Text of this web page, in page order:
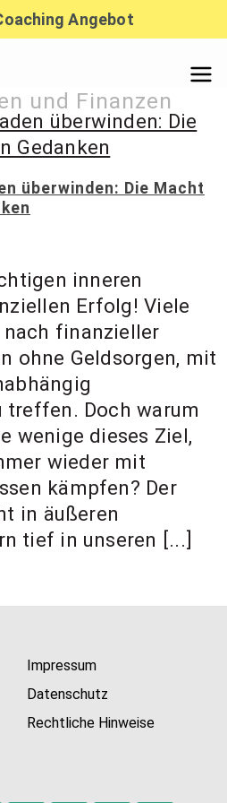
Angebot
–
und Finanzen
überwinden: Die Macht
inneren
Erfolg! Viele
finanzieller
ohne Geldsorgen, mit
treffen. Doch warum
wenige dieses Ziel,
wieder mit
kämpfen? Der
in äußeren
tief in unseren [...]
Impressum
Datenschutz
Rechtliche Hinweise